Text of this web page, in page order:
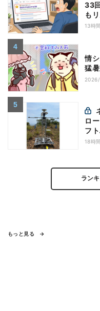
33
も
万
13時
情
猛暑
ロ
フ
ビ
18時
ラン
もっと見る